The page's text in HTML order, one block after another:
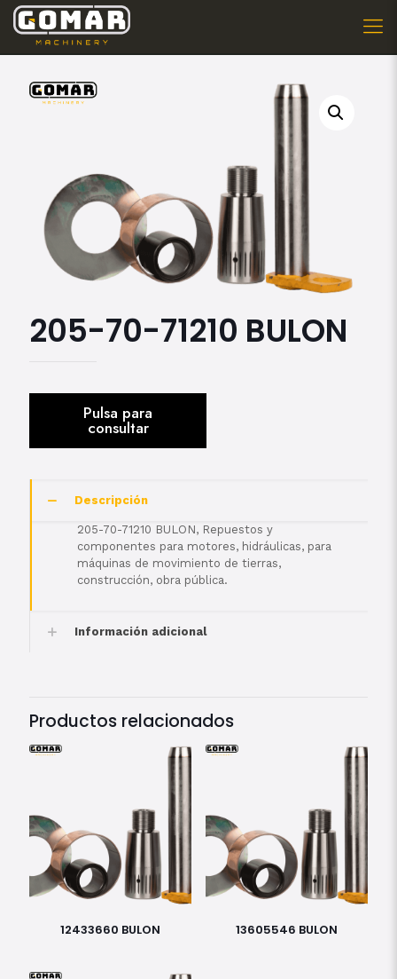
205-70-71210 BULON
Descripción
205-70-71210 BULON, Repuestos y
componentes para motores, hidráulicas, para
máquinas de movimiento de tierras,
construcción, obra pública.
Información adicional
Productos relacionados
12433660 BULON 13605546 BULON